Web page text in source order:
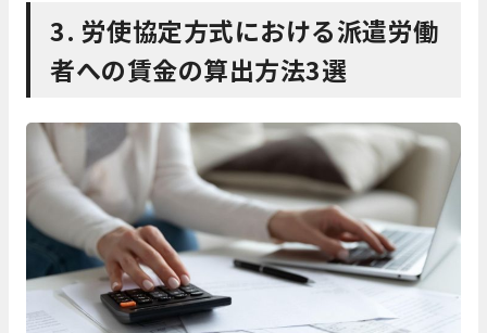
3. 労使協定方式における派遣労働
者への賃金の算出方法3選